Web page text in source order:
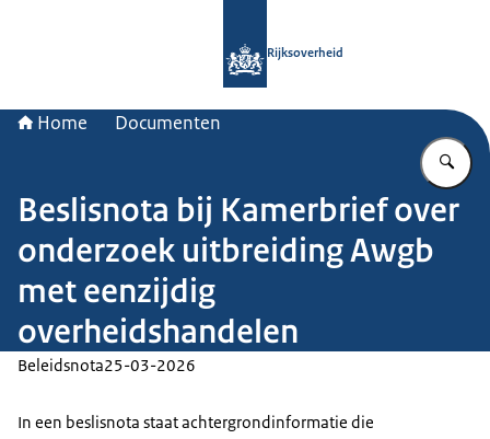
Rijksoverheid
Home Documenten
Beslisnota bij Kamerbrief over
onderzoek uitbreiding Awgb
met eenzijdig
overheidshandelen
Beleidsnota25-03-2026
In een beslisnota staat achtergrondinformatie die